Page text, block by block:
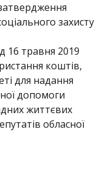
захисту
16 травня 2019
коштів,
для надання
допомоги
життєвих
обласної